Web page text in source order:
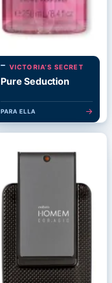
VICTORIA’S SECRET
Pure Seduction
PARA ELLA →